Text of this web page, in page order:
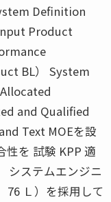
Definition
Product
BL） System
and Qualified
Text MOEを設
性を 試験 KPP 適
システムエンジニ
Ｌ）を採用して